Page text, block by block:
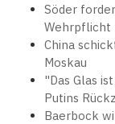
Söder
Wehrpflicht
China
Moskau
"Das Glas
Putins
Baerbock